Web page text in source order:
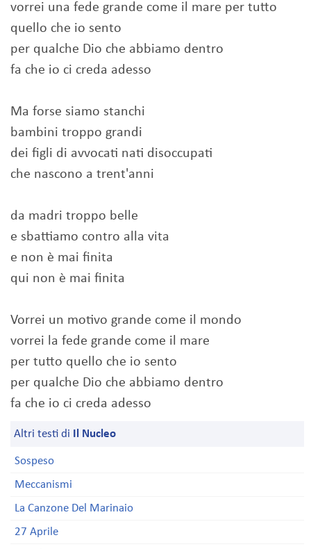
vorrei una fede grande come il mare per tutto
quello che io sento
per qualche Dio che abbiamo dentro
fa che io ci creda adesso
Ma forse siamo stanchi
bambini troppo grandi
dei figli di avvocati nati disoccupati
che nascono a trent'anni
da madri troppo belle
e sbattiamo contro alla vita
e non è mai finita
qui non è mai finita
Vorrei un motivo grande come il mondo
vorrei la fede grande come il mare
per tutto quello che io sento
per qualche Dio che abbiamo dentro
fa che io ci creda adesso
Altri testi di Il Nucleo
Sospeso
Meccanismi
La Canzone Del Marinaio
27 Aprile